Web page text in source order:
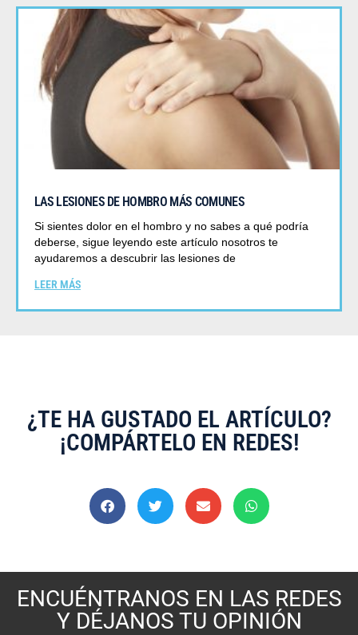
LAS LESIONES DE HOMBRO MÁS COMUNES
Si sientes dolor en el hombro y no sabes a qué podría
deberse, sigue leyendo este artículo nosotros te
ayudaremos a descubrir las lesiones de
LEER MÁS
¿TE HA GUSTADO EL ARTÍCULO?
¡COMPÁRTELO EN REDES!
ENCUÉNTRANOS EN LAS REDES
Y DÉJANOS TU OPINIÓN